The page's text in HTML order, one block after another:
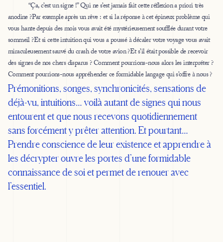
“Ça, c’est un signe !” Qui ne s’est jamais fait cette réflexion a priori très
anodine ?Par exemple après un rêve : et si la réponse à cet épineux problème qui
vous hante depuis des mois vous avait été mystérieusement soufflée durant votre
sommeil ?Et si cette intuition qui vous a poussé à décaler votre voyage vous avait
miraculeusement sauvé du crash de votre avion ?Et s’il était possible de recevoir
des signes de nos chers disparus ? Comment pourrions-nous alors les interpréter ?
Comment pourrions-nous appréhender ce formidable langage qui s’offre à nous ?
Prémonitions, songes, synchronicités, sensations de
déjà-vu, intuitions… voilà autant de signes qui nous
entourent et que nous recevons quotidiennement
sans forcément y prêter attention. Et pourtant…
Prendre conscience de leur existence et apprendre à
les décrypter ouvre les portes d’une formidable
connaissance de soi et permet de renouer avec
l’essentiel.